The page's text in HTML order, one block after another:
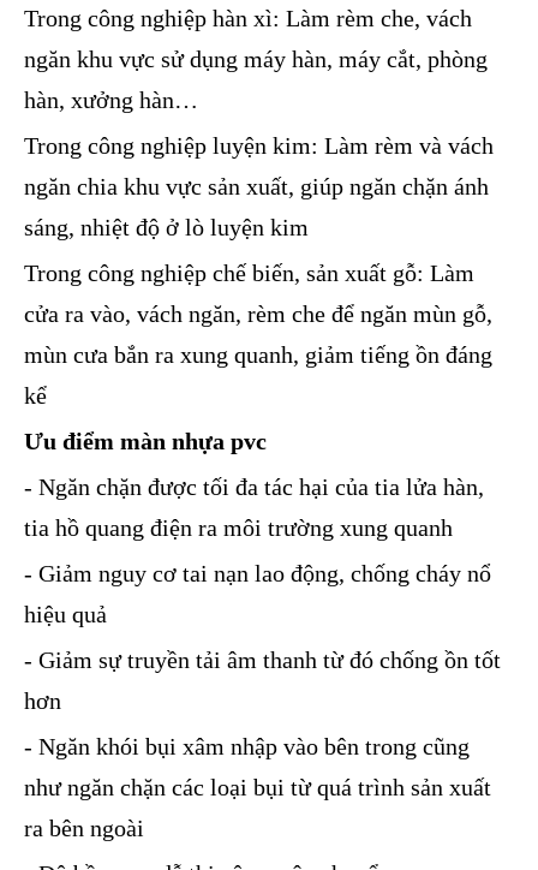
Trong công nghiệp hàn xì: Làm rèm che, vách
ngăn khu vực sử dụng máy hàn, máy cắt, phòng
hàn, xưởng hàn…
Trong công nghiệp luyện kim: Làm rèm và vách
ngăn chia khu vực sản xuất, giúp ngăn chặn ánh
sáng, nhiệt độ ở lò luyện kim
Trong công nghiệp chế biến, sản xuất gỗ: Làm
cửa ra vào, vách ngăn, rèm che để ngăn mùn gỗ,
mùn cưa bắn ra xung quanh, giảm tiếng ồn đáng
kể
Ưu điểm màn nhựa pvc
- Ngăn chặn được tối đa tác hại của tia lửa hàn,
tia hồ quang điện ra môi trường xung quanh
- Giảm nguy cơ tai nạn lao động, chống cháy nổ
hiệu quả
- Giảm sự truyền tải âm thanh từ đó chống ồn tốt
hơn
- Ngăn khói bụi xâm nhập vào bên trong cũng
như ngăn chặn các loại bụi từ quá trình sản xuất
ra bên ngoài